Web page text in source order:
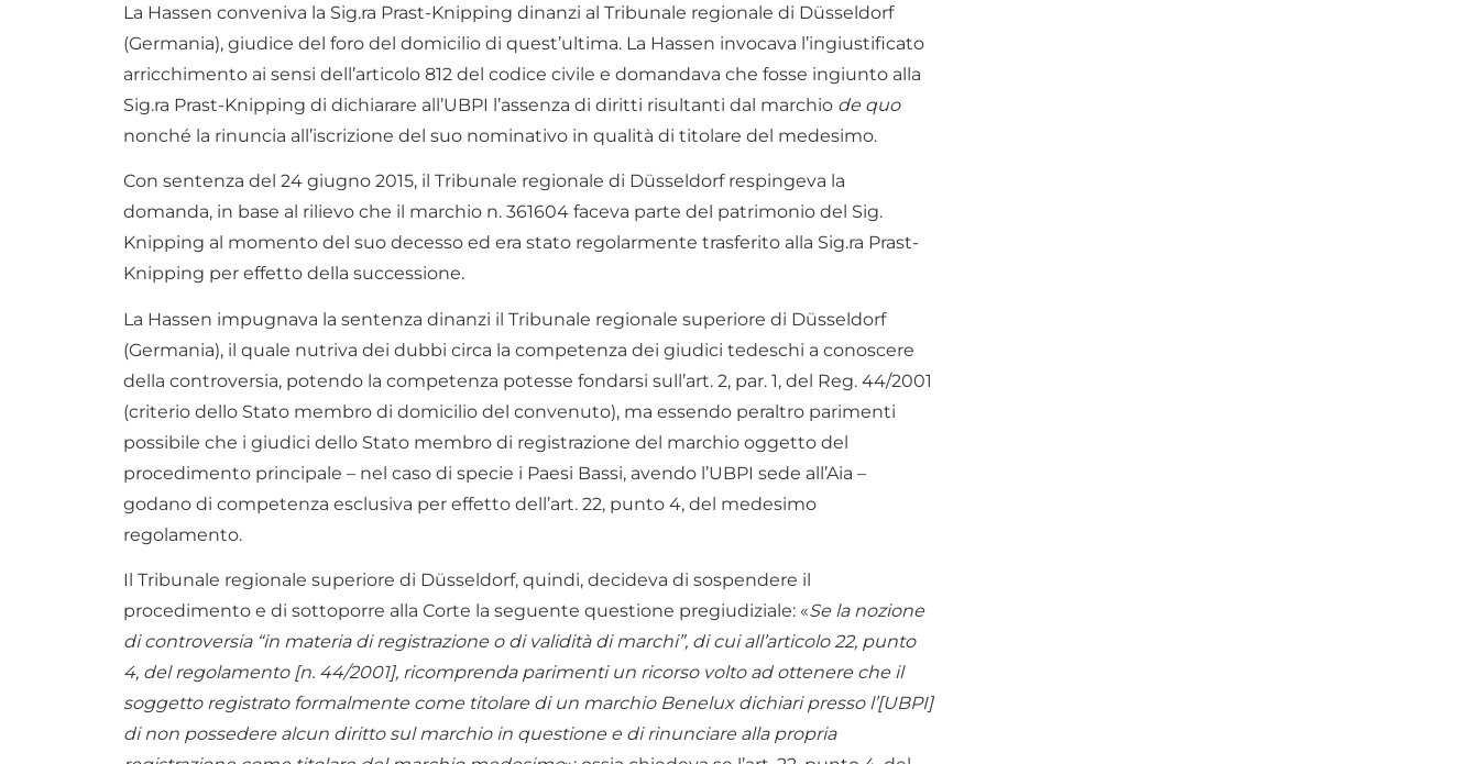
La Hassen conveniva la Sig.ra Prast-Knipping dinanzi al Tribunale regionale di Düsseldorf
(Germania), giudice del foro del domicilio di quest’ultima. La Hassen invocava l’ingiustificato
arricchimento ai sensi dell’articolo 812 del codice civile e domandava che fosse ingiunto alla
Sig.ra Prast-Knipping di dichiarare all’UBPI l’assenza di diritti risultanti dal marchio de quo
nonché la rinuncia all’iscrizione del suo nominativo in qualità di titolare del medesimo.
Con sentenza del 24 giugno 2015, il Tribunale regionale di Düsseldorf respingeva la
domanda, in base al rilievo che il marchio n. 361604 faceva parte del patrimonio del Sig.
Knipping al momento del suo decesso ed era stato regolarmente trasferito alla Sig.ra Prast-
Knipping per effetto della successione.
La Hassen impugnava la sentenza dinanzi il Tribunale regionale superiore di Düsseldorf
(Germania), il quale nutriva dei dubbi circa la competenza dei giudici tedeschi a conoscere
della controversia, potendo la competenza potesse fondarsi sull’art. 2, par. 1, del Reg. 44/2001
(criterio dello Stato membro di domicilio del convenuto), ma essendo peraltro parimenti
possibile che i giudici dello Stato membro di registrazione del marchio oggetto del
procedimento principale – nel caso di specie i Paesi Bassi, avendo l’UBPI sede all’Aia –
godano di competenza esclusiva per effetto dell’art. 22, punto 4, del medesimo
regolamento.
Il Tribunale regionale superiore di Düsseldorf, quindi, decideva di sospendere il
procedimento e di sottoporre alla Corte la seguente questione pregiudiziale: «Se la nozione
di controversia “in materia di registrazione o di validità di marchi”, di cui all’articolo 22, punto
4, del regolamento [n. 44/2001], ricomprenda parimenti un ricorso volto ad ottenere che il
soggetto registrato formalmente come titolare di un marchio Benelux dichiari presso l’[UBPI]
di non possedere alcun diritto sul marchio in questione e di rinunciare alla propria